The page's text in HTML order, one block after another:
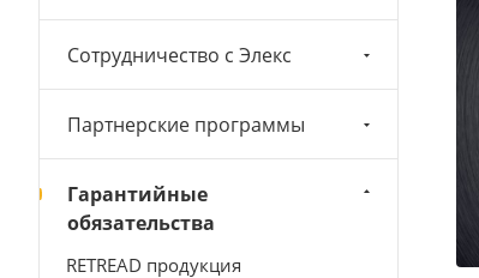
Сотрудничество с Элекс
Партнерские программы
Гарантийные
обязательства
RETREAD продукция